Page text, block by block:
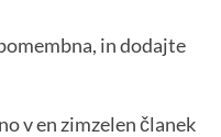
in dodajte
v en zimzelen članek